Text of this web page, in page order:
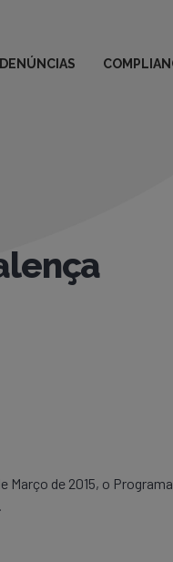
DENÚNCIAS
de 2015, o